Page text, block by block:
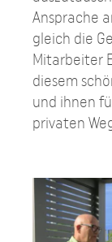
Ansprache
gleich die
Mitarbeiter
diesem
und ihnen
privaten